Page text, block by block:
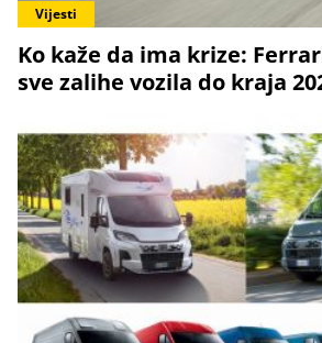
Vijesti
Ko kaže da ima krize:
sve zalihe vozila do kraja